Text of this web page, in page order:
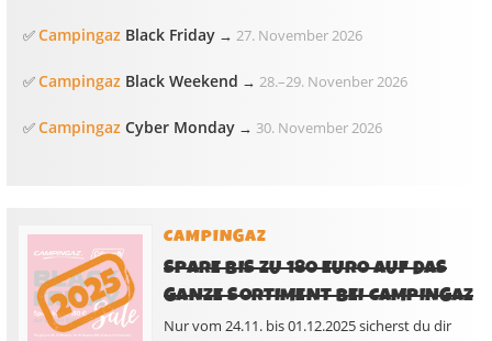
✅Campingaz Black Friday → 27. November 2026
✅Campingaz Black Weekend → 28.–29. Novenber 2026
✅Campingaz Cyber Monday → 30. November 2026
CAMPINGAZ
SPARE BIS ZU 180 EURO AUF DAS
GANZE SORTIMENT BEI CAMPINGAZ
Nur vom 24.11. bis 01.12.2025 sicherst du dir